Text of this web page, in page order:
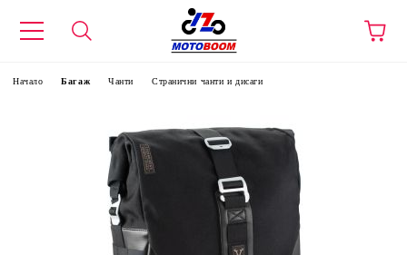
Начало Багаж Чанти Странични чанти и дисаги